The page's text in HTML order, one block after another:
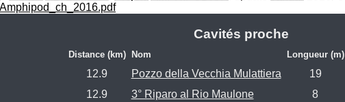
Cavités proche
Distance (km) Nom Longueur (m)
12.9 Pozzo della Vecchia Mulattiera 19
12.9
3° Riparo al Rio Maulone 8